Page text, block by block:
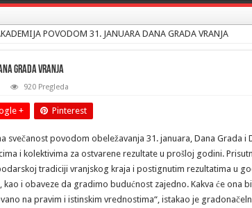
POVODOM 31. JANUARA DANA GRADA VRANJA
GRADA VRANJA
920 Pregleda
+ Pinterest
svečanost povodom obeležavanja 31. januara, Dana Grada
i kolektivima za ostvarene rezultate u prošloj godini.
tradiciji vranjskog kraja i postignutim rezultatima u
i obaveze da gradimo budućnost zajedno. Kakva će ona
na pravim i istinskim vrednostima“, istakao je